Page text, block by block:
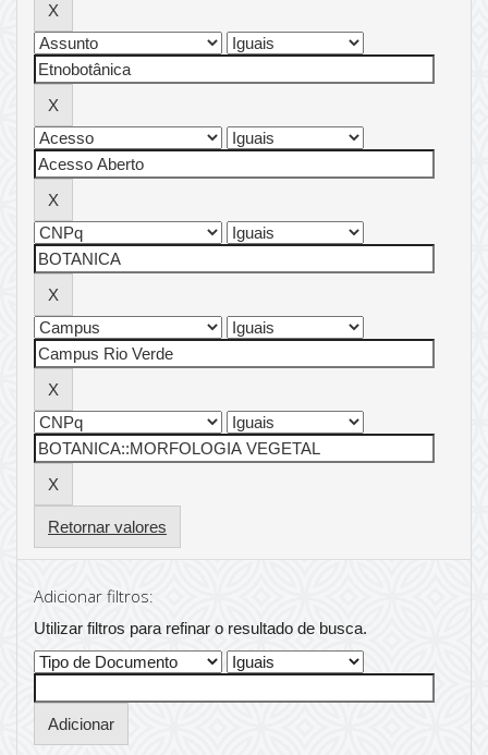
Retornar valores
Adicionar filtros:
Utilizar filtros para refinar o resultado de busca.